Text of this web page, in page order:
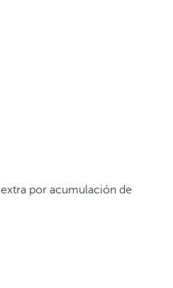
por acumulación de